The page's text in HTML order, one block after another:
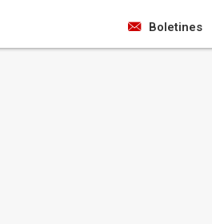
Boletines